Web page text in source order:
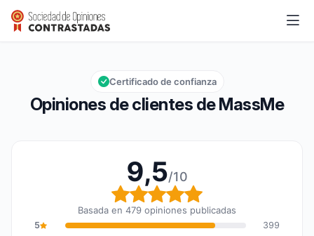
MassMe
Calificación global: 9,5 de 10
9,5/10
Opiniones de clientes de MassMe
Certificado de confianza
9,5/10
Calificación global: 9,5
Basada en 479 opiniones publicadas
5
399